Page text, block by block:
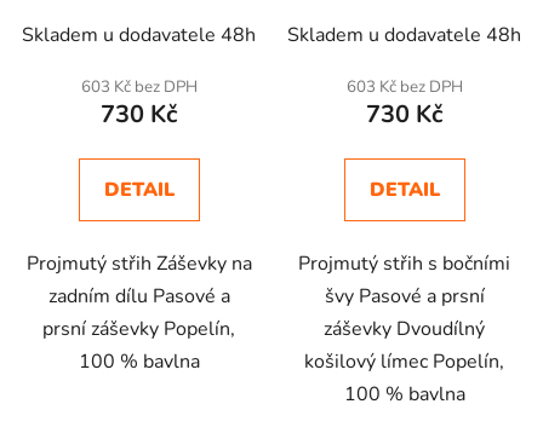
Skladem u dodavatele 48h
603 Kč bez DPH
730 Kč
DETAIL
Projmutý střih Záševky na
zadním dílu Pasové a
prsní záševky Popelín,
100 % bavlna
Skladem u dodavatele 48h
603 Kč bez DPH
730 Kč
DETAIL
Projmutý střih s bočními
švy Pasové a prsní
záševky Dvoudílný
košilový límec Popelín,
100 % bavlna